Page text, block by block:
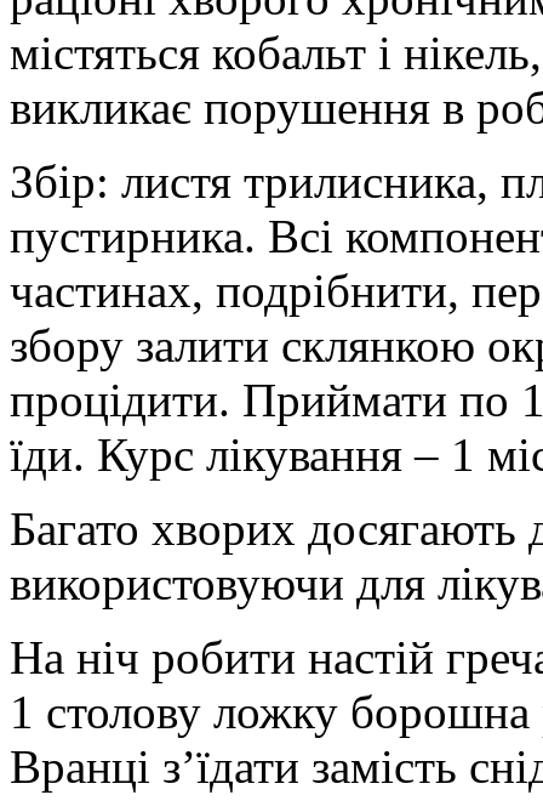
містяться кобальт і
викликає порушення в
Збір: листя трилисника,
пустирника. Всі
частинах, подрібнити,
збору залити склянкою
процідити. Приймати по
їди. Курс лікування – 1
Багато хворих досягають
використовуючи для
На ніч робити настій
1 столову ложку борошна
Вранці з’їдати замість